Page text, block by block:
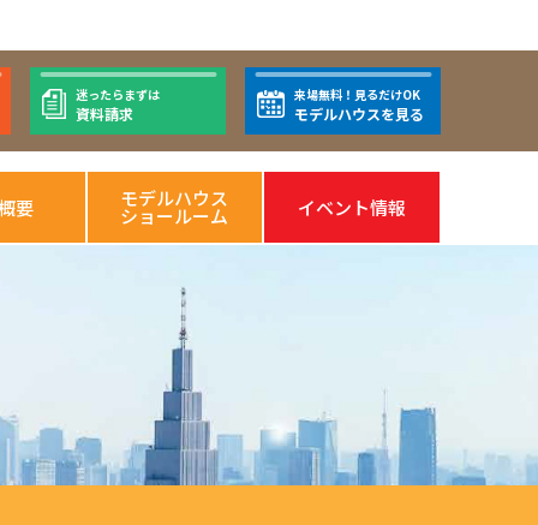
迷ったらまずは
資料請求
来場無料！見るだけOK
モデルハウスを見る
要 モデルハウス
ショールーム イベント情報